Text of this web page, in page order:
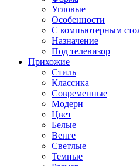
Угловые
Особенности
С компьютерным
Назначение
Под телевизор
Прихожие
Стиль
Классика
Современные
Модерн
Цвет
Белые
Венге
Светлые
Темные